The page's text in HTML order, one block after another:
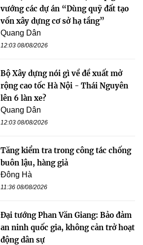
vướng các dự án “Dùng quỹ đất tạo
vốn xây dựng cơ sở hạ tầng”
Quang Dân
12:03 08/08/2026
Bộ Xây dựng nói gì về đề xuất mở
rộng cao tốc Hà Nội - Thái Nguyên
lên 6 làn xe?
Quang Dân
12:03 08/08/2026
Tăng kiểm tra trong công tác chống
buôn lậu, hàng giả
Đông Hà
11:36 08/08/2026
Đại tướng Phan Văn Giang: Bảo đảm
an ninh quốc gia, không cản trở hoạt
động dân sự